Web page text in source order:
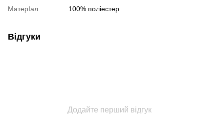
МатерІал 100% поліестер
Відгуки
Додайте перший відгук